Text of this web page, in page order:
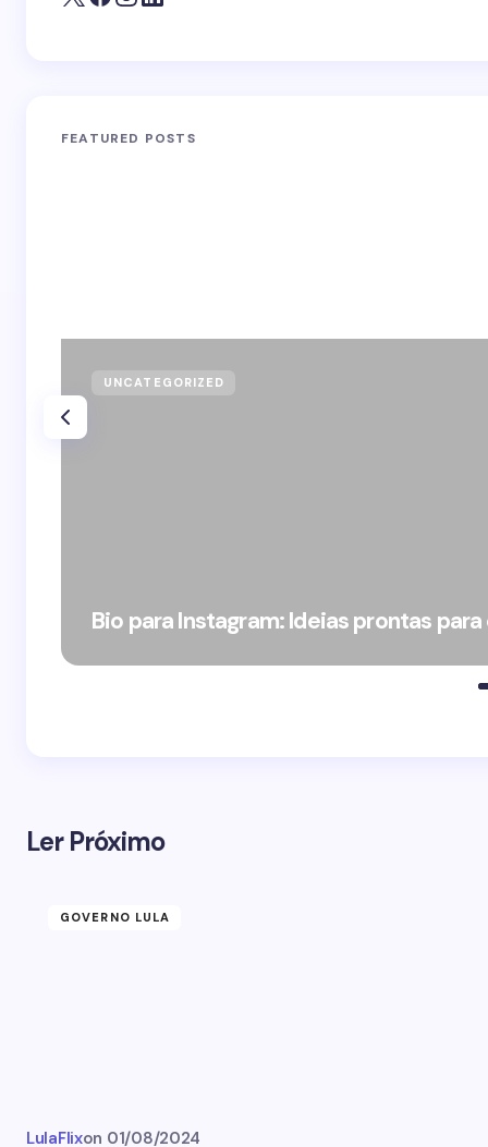
FEATURED POSTS
UNCATEGORIZED
Bio para Instagram: Ideias prontas
Ler Próximo
GOVERNO LULA
LulaFlixon 01/08/2024